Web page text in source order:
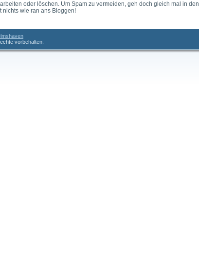
oder löschen. Um Spam zu vermeiden, geh doch gleich mal in den
nichts wie ran ans Bloggen!
vorbehalten.